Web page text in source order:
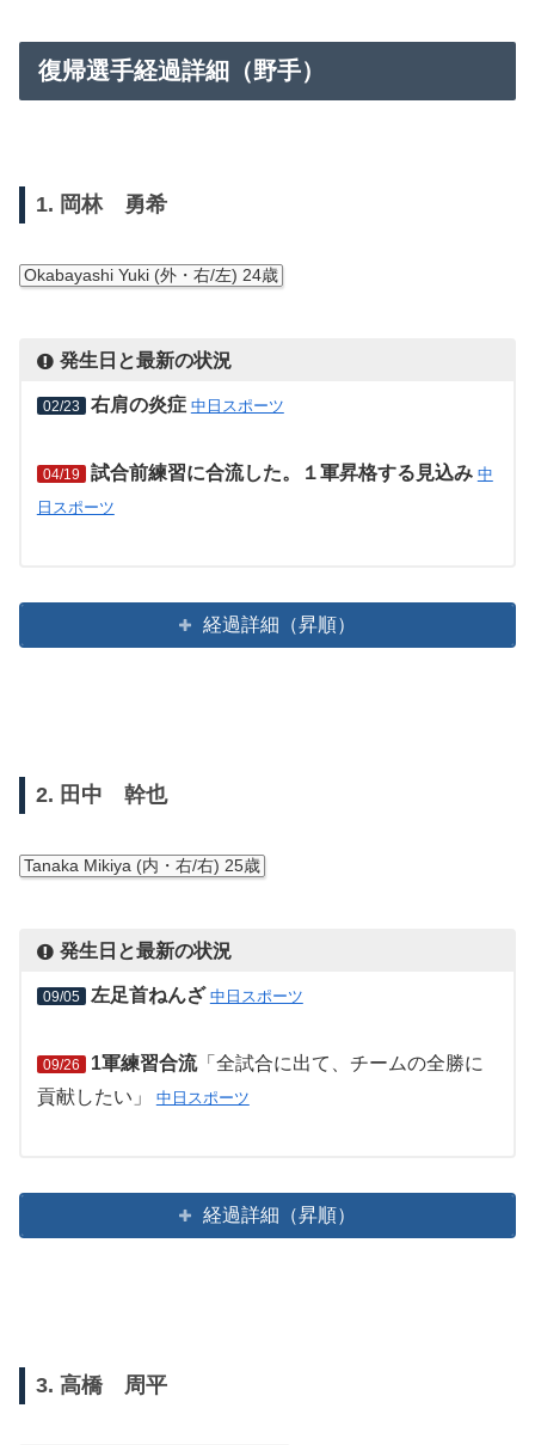
復帰選手経過詳細（野手）
1. 岡林 勇希
Okabayashi Yuki (外・右/左) 24歳
発生日と最新の状況
02/23 右肩の炎症 中日スポーツ
04/19 試合前練習に合流した。１軍昇格する見込み 中
日スポーツ
経過詳細（昇順）
2. 田中 幹也
Tanaka Mikiya (内・右/右) 25歳
発生日と最新の状況
09/05 左足首ねんざ 中日スポーツ
09/26 1軍練習合流「全試合に出て、チームの全勝に
貢献したい」 中日スポーツ
経過詳細（昇順）
3. 高橋 周平